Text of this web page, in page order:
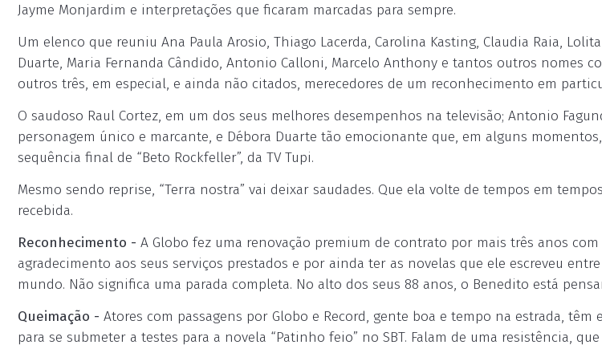
Jayme Monjardim e interpretações que ficaram marcadas para sempre.
Um elenco que reuniu Ana Paula Arosio, Thiago Lacerda, Carolina Kasting, Claudia Raia,
Duarte, Maria Fernanda Cândido, Antonio Calloni, Marcelo Anthony e tantos outros nomes
outros três, em especial, e ainda não citados, merecedores de um reconhecimento em
O saudoso Raul Cortez, em um dos seus melhores desempenhos na televisão; Antonio
personagem único e marcante, e Débora Duarte tão emocionante que, em alguns
sequência final de “Beto Rockfeller”, da TV Tupi.
Mesmo sendo reprise, “Terra nostra” vai deixar saudades. Que ela volte de tempos em
recebida.
Reconhecimento - A Globo fez uma renovação premium de contrato por mais três anos com
agradecimento aos seus serviços prestados e por ainda ter as novelas que ele escreveu
mundo. Não significa uma parada completa. No alto dos seus 88 anos, o Benedito está
Queimação - Atores com passagens por Globo e Record, gente boa e tempo na estrada,
para se submeter a testes para a novela “Patinho feio” no SBT. Falam de uma resistência,